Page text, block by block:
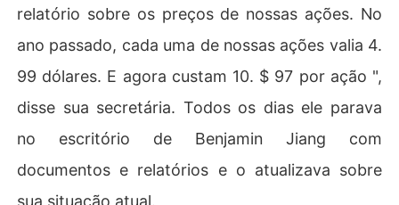
relatório sobre os preços de nossas ações. No
ano passado, cada uma de nossas ações valia 4.
99 dólares. E agora custam 10. $ 97 por ação ",
disse sua secretária. Todos os dias ele parava
no escritório de Benjamin Jiang com
documentos e relatórios e o atualizava sobre
sua situação atual.